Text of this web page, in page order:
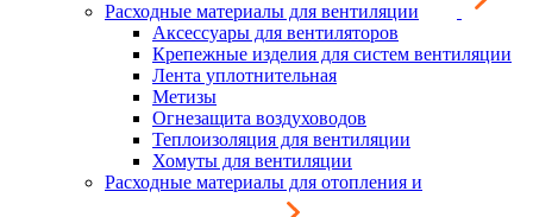
Расходные материалы для вентиляции
Аксессуары для вентиляторов
Крепежные изделия для систем вентиляции
Лента уплотнительная
Метизы
Огнезащита воздуховодов
Теплоизоляция для вентиляции
Хомуты для вентиляции
Расходные материалы для отопления и